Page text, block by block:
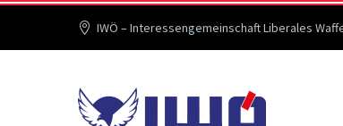
IWÖ – Interessengemeinschaft Liberales